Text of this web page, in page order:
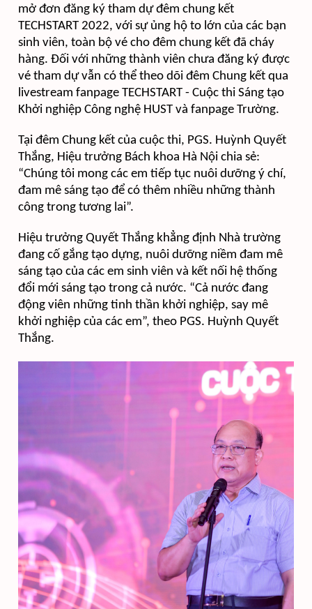
mở đơn đăng ký tham dự đêm chung kết
TECHSTART 2022, với sự ủng hộ to lớn của các bạn
sinh viên, toàn bộ vé cho đêm chung kết đã cháy
hàng. Đối với những thành viên chưa đăng ký được
vé tham dự vẫn có thể theo dõi đêm Chung kết qua
livestream fanpage TECHSTART - Cuộc thi Sáng tạo
Khởi nghiệp Công nghệ HUST và fanpage Trường.
Tại đêm Chung kết của cuộc thi, PGS. Huỳnh Quyết
Thắng, Hiệu trưởng Bách khoa Hà Nội chia sẻ:
“Chúng tôi mong các em tiếp tục nuôi dưỡng ý chí,
đam mê sáng tạo để có thêm nhiều những thành
công trong tương lai”.
Hiệu trưởng Quyết Thắng khẳng định Nhà trường
đang cố gắng tạo dựng, nuôi dưỡng niềm đam mê
sáng tạo của các em sinh viên và kết nối hệ thống
đổi mới sáng tạo trong cả nước. “Cả nước đang
động viên những tinh thần khởi nghiệp, say mê
khởi nghiệp của các em”, theo PGS. Huỳnh Quyết
Thắng.